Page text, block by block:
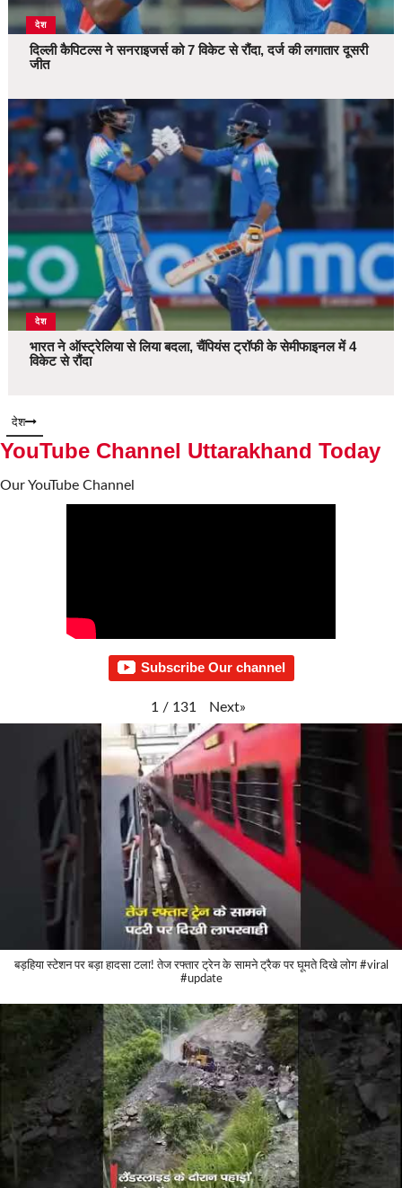
देश
दिल्ली कैपिटल्स ने सनराइजर्स को 7 विकेट से रौंदा, दर्ज की लगातार दूसरी
जीत
देश
भारत ने ऑस्ट्रेलिया से लिया बदला, चैंपियंस ट्रॉफी के सेमीफाइनल में 4
विकेट से रौंदा
देश
YouTube Channel Uttarakhand Today
Our YouTube Channel
Subscribe Our channel
1 / 131 Next»
बड़हिया स्टेशन पर बड़ा हादसा टला! तेज रफ्तार ट्रेन के सामने ट्रैक पर घूमते दिखे लोग #viral
#update